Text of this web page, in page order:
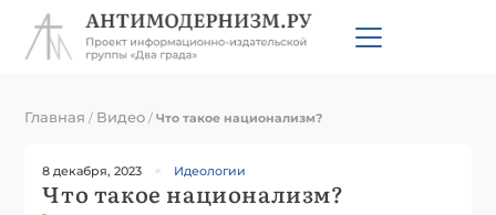
Главная / Видео /Что такое национализм?
8 декабря, 2023 Идеологии
Что такое национализм?